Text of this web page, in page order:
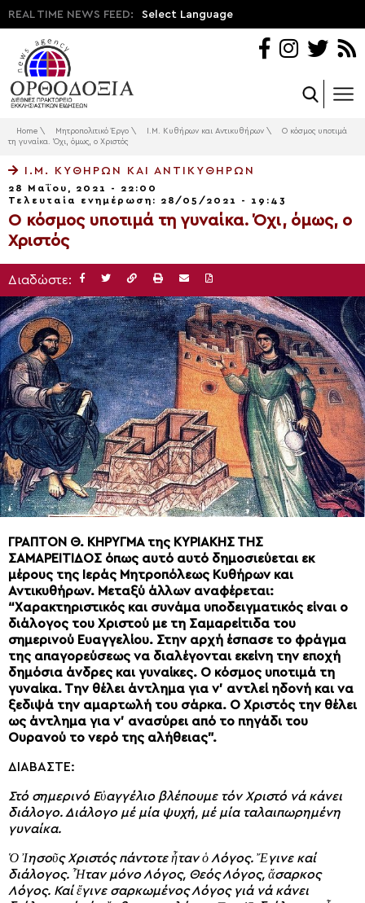
REAL TIME NEWS FEED: Select Language
Home \ Μητροπολιτικό Έργο \ Ι.Μ. Κυθήρων και Αντικυθήρων \
Ο κόσμος υποτιμά
τη γυναίκα. Όχι, όμως, ο Χριστός
Ι.Μ. ΚΥΘΉΡΩΝ ΚΑΙ ΑΝΤΙΚΥΘΉΡΩΝ
28 Μαΐου, 2021 - 22:00
Τελευταία ενημέρωση: 28/05/2021 - 19:43
Ο κόσμος υποτιμά τη γυναίκα. Όχι, όμως, ο
Χριστός
Διαδώστε:
ΓΡΑΠΤΟΝ Θ. ΚΗΡΥΓΜΑ της ΚΥΡΙΑΚΗΣ ΤΗΣ
ΣΑΜΑΡΕΙΤΙΔΟΣ όπως αυτό αυτό δημοσιεύεται εκ
μέρους της Ιεράς Μητροπόλεως Κυθήρων και
Αντικυθήρων. Μεταξύ άλλων αναφέρεται:
“Χαρακτηριστικός και συνάμα υποδειγματικός είναι ο
διάλογος του Χριστού με τη Σαμαρείτιδα του
σημερινού Ευαγγελίου. Στην αρχή έσπασε το φράγμα
της απαγορεύσεως να διαλέγονται εκείνη την εποχή
δημόσια άνδρες και γυναίκες. Ο κόσμος υποτιμά τη
γυναίκα. Την θέλει άντλημα για ν’ αντλεί ηδονή και να
ξεδιψά την αμαρτωλή του σάρκα. Ο Χριστός την θέλει
ως άντλημα για ν’ ανασύρει από το πηγάδι του
Ουρανού το νερό της αλήθειας”.
ΔΙΑΒΑΣΤΕ:
Στό σημερινό Εὐαγγέλιο βλέπουμε τόν Χριστό νά κάνει
διάλογο. Διάλογο μέ μία ψυχή, μέ μία ταλαιπωρημένη
γυναίκα.
Ὁ Ἰησοῦς Χριστός πάντοτε ἦταν ὁ Λόγος. Ἔγινε καί
διάλογος. Ἦταν μόνο Λόγος, Θεός Λόγος, ἄσαρκος
Λόγος. Καί ἔγινε σαρκωμένος Λόγος γιά νά κάνει